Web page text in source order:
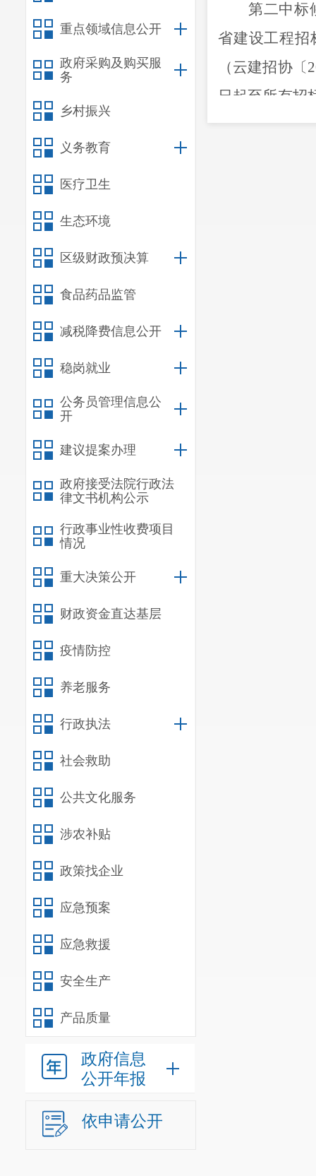
重点领域信息公开
政府采购及购买服
务
乡村振兴
义务教育
医疗卫生
生态环境
区级财政预决算
食品药品监管
减税降费信息公开
稳岗就业
公务员管理信息公
开
建议提案办理
政府接受法院行政法
律文书机构公示
行政事业性收费项目
情况
重大决策公开
财政资金直达基层
疫情防控
养老服务
行政执法
社会救助
公共文化服务
涉农补贴
政策找企业
应急预案
应急救援
安全生产
产品质量
政府信息
公开年报
依申请公开
第二中标
省建设工程招
（云建招协〔
日起至所有招
家、省级采购